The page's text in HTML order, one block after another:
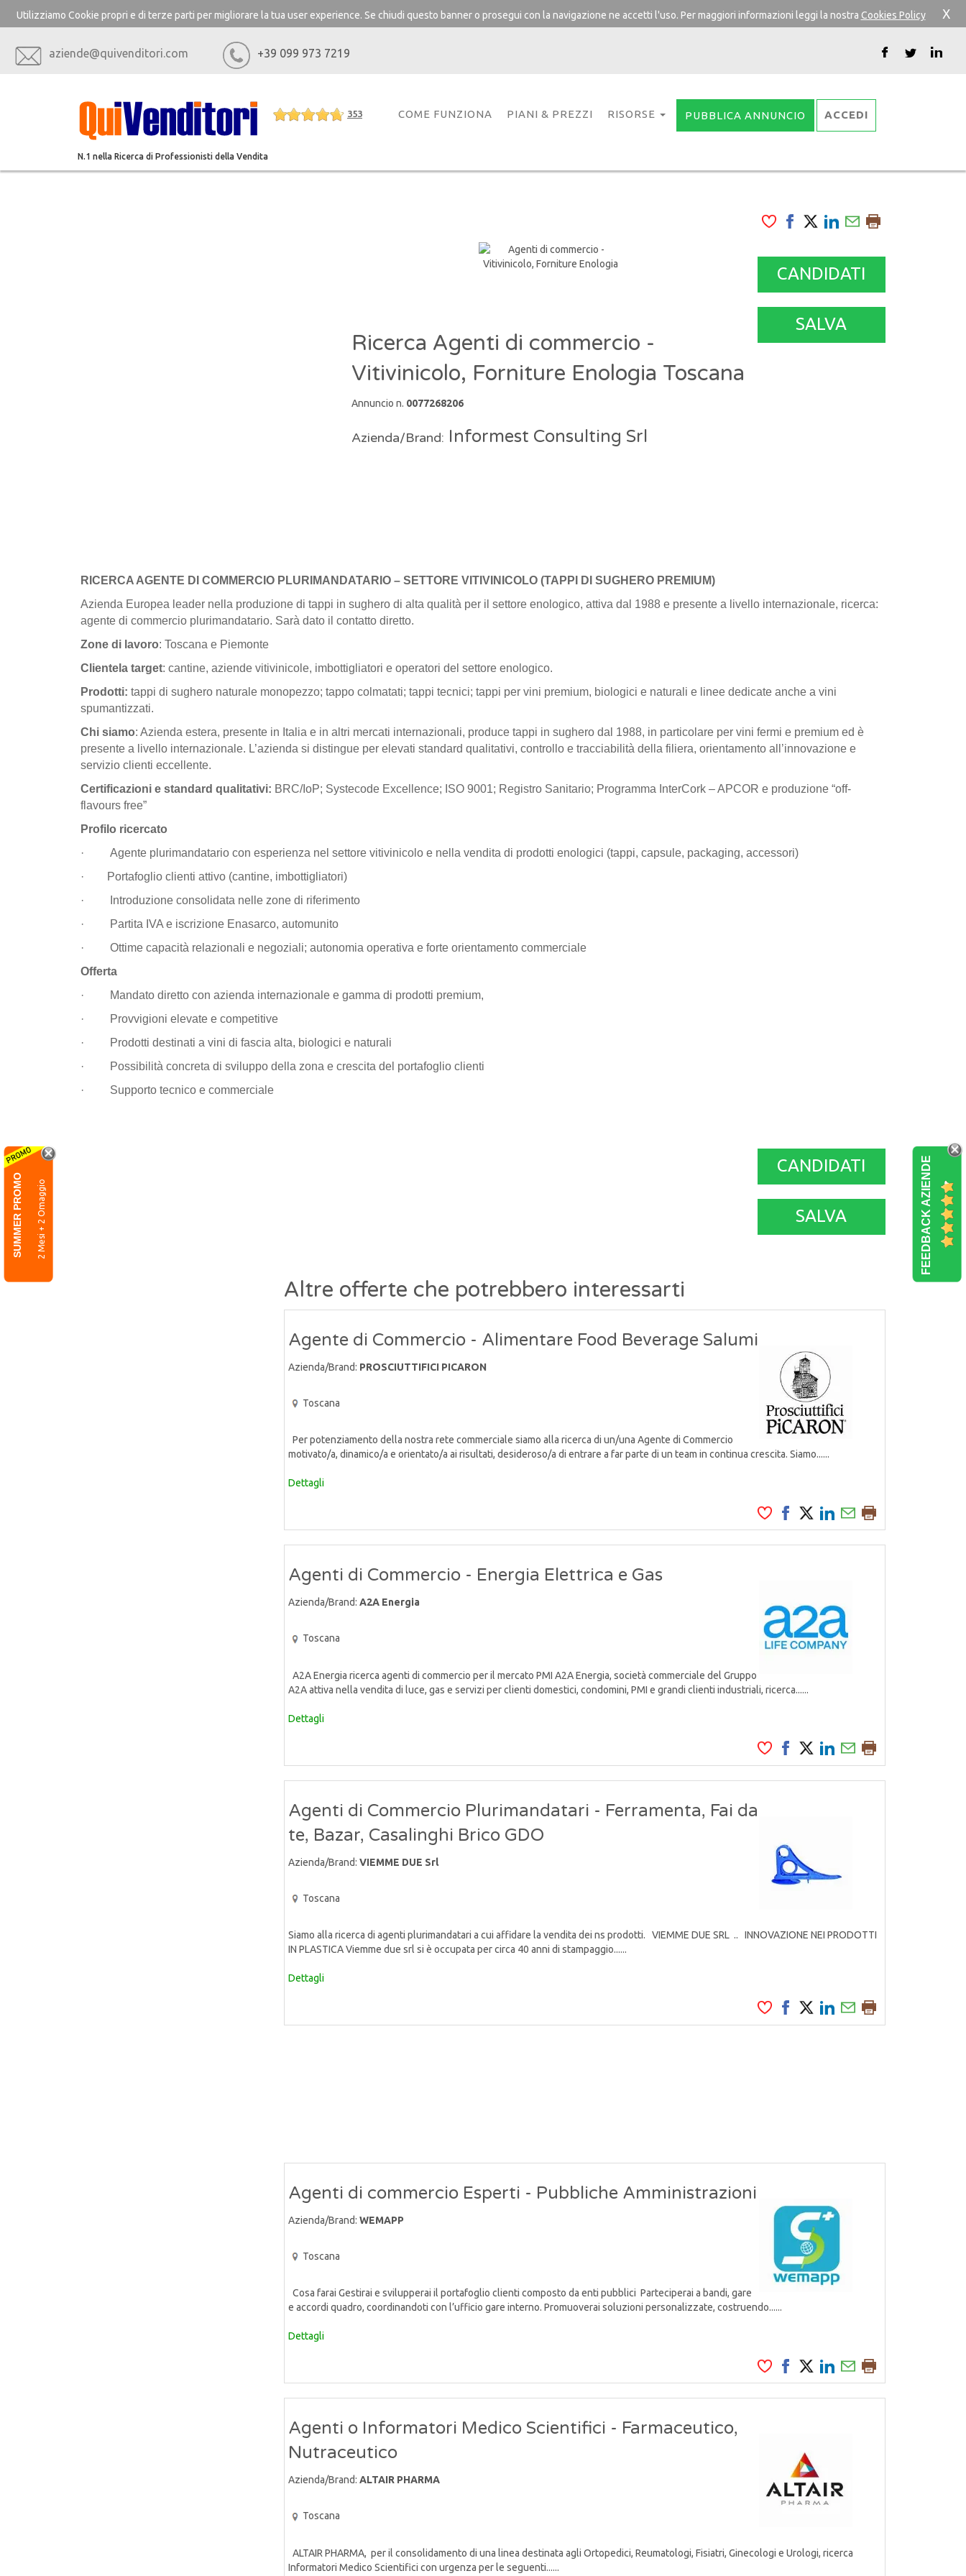
Utilizziamo Cookie propri e di terze parti per migliorare la tua user experience. Se chiudi questo banner o prosegui con la navigazione ne accetti l'uso. Per maggiori informazioni leggi la nostra Cookies Policy X
aziende@quivenditori.com +39 099 973 7219
353
N.1 nella Ricerca di Professionisti della Vendita
COME FUNZIONA PIANI & PREZZI RISORSE PUBBLICA ANNUNCIO ACCEDI
FEEDBACK AZIENDE
SUMMER PROMO 2 Mesi + 2 Omaggio
Ricerca Agenti di commercio -
Vitivinicolo, Forniture Enologia Toscana
Annuncio n. 0077268206
Azienda/Brand: Informest Consulting Srl
CANDIDATI
SALVA
RICERCA AGENTE DI COMMERCIO PLURIMANDATARIO – SETTORE VITIVINICOLO (TAPPI DI SUGHERO PREMIUM)
Azienda Europea leader nella produzione di tappi in sughero di alta qualità per il settore enologico, attiva dal 1988 e presente a livello internazionale, ricerca:
agente di commercio plurimandatario. Sarà dato il contatto diretto.
Zone di lavoro: Toscana e Piemonte
Clientela target: cantine, aziende vitivinicole, imbottigliatori e operatori del settore enologico.
Prodotti: tappi di sughero naturale monopezzo; tappo colmatati; tappi tecnici; tappi per vini premium, biologici e naturali e linee dedicate anche a vini
spumantizzati.
Chi siamo: Azienda estera, presente in Italia e in altri mercati internazionali, produce tappi in sughero dal 1988, in particolare per vini fermi e premium ed è
presente a livello internazionale. L’azienda si distingue per elevati standard qualitativi, controllo e tracciabilità della filiera, orientamento all’innovazione e
servizio clienti eccellente.
Certificazioni e standard qualitativi: BRC/IoP; Systecode Excellence; ISO 9001; Registro Sanitario; Programma InterCork – APCOR e produzione “off-
flavours free”
Profilo ricercato
· Agente plurimandatario con esperienza nel settore vitivinicolo e nella vendita di prodotti enologici (tappi, capsule, packaging, accessori)
· Portafoglio clienti attivo (cantine, imbottigliatori)
· Introduzione consolidata nelle zone di riferimento
· Partita IVA e iscrizione Enasarco, automunito
· Ottime capacità relazionali e negoziali; autonomia operativa e forte orientamento commerciale
Offerta
· Mandato diretto con azienda internazionale e gamma di prodotti premium,
· Provvigioni elevate e competitive
· Prodotti destinati a vini di fascia alta, biologici e naturali
· Possibilità concreta di sviluppo della zona e crescita del portafoglio clienti
· Supporto tecnico e commerciale
CANDIDATI
SALVA
Altre offerte che potrebbero interessarti
Agente di Commercio - Alimentare Food Beverage Salumi
Azienda/Brand: PROSCIUTTIFICI PICARON
Toscana
Per potenziamento della nostra rete commerciale siamo alla ricerca di un/una Agente di Commercio
motivato/a, dinamico/a e orientato/a ai risultati, desideroso/a di entrare a far parte di un team in continua crescita. Siamo......
Dettagli
Agenti di Commercio - Energia Elettrica e Gas
Azienda/Brand: A2A Energia
Toscana
A2A Energia ricerca agenti di commercio per il mercato PMI A2A Energia, società commerciale del Gruppo
A2A attiva nella vendita di luce, gas e servizi per clienti domestici, condomini, PMI e grandi clienti industriali, ricerca......
Dettagli
Agenti di Commercio Plurimandatari - Ferramenta, Fai da
te, Bazar, Casalinghi Brico GDO
Azienda/Brand: VIEMME DUE Srl
Toscana
Siamo alla ricerca di agenti plurimandatari a cui affidare la vendita dei ns prodotti. VIEMME DUE SRL .. INNOVAZIONE NEI PRODOTTI
IN PLASTICA Viemme due srl si è occupata per circa 40 anni di stampaggio......
Dettagli
Agenti di commercio Esperti - Pubbliche Amministrazioni
Azienda/Brand: WEMAPP
Toscana
Cosa farai Gestirai e svilupperai il portafoglio clienti composto da enti pubblici Parteciperai a bandi, gare
e accordi quadro, coordinandoti con l’ufficio gare interno. Promuoverai soluzioni personalizzate, costruendo......
Dettagli
Agenti o Informatori Medico Scientifici - Farmaceutico,
Nutraceutico
Azienda/Brand: ALTAIR PHARMA
Toscana
ALTAIR PHARMA, per il consolidamento di una linea destinata agli Ortopedici, Reumatologi, Fisiatri, Ginecologi e Urologi, ricerca
Informatori Medico Scientifici con urgenza per le seguenti......